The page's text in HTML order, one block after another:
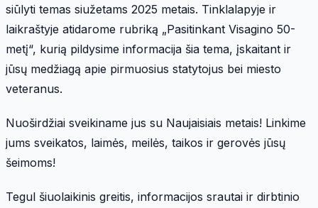
siūlyti temas siužetams 2025 metais. Tinklalapyje ir
laikraštyje atidarome rubriką „Pasitinkant Visagino 50-
metį“, kurią pildysime informacija šia tema, įskaitant ir
jūsų medžiagą apie pirmuosius statytojus bei miesto
veteranus.
Nuoširdžiai sveikiname jus su Naujaisiais metais! Linkime
jums sveikatos, laimės, meilės, taikos ir gerovės jūsų
šeimoms!
Tegul šiuolaikinis greitis, informacijos srautai ir dirbtinio